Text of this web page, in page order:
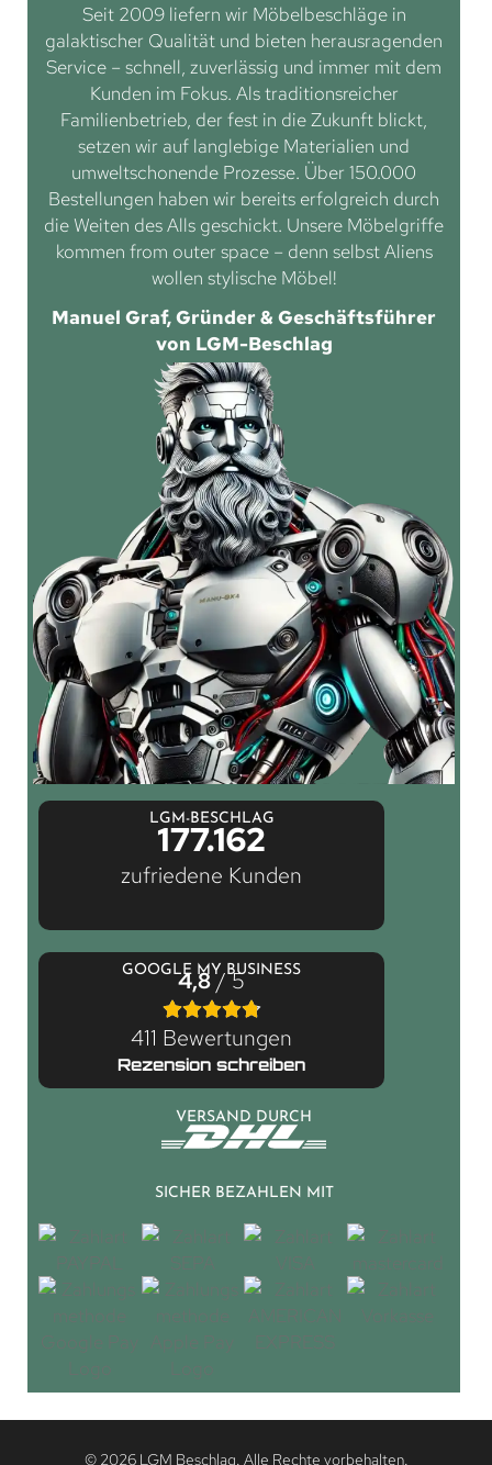
Seit 2009 liefern wir Möbelbeschläge in
galaktischer Qualität und bieten herausragenden
Service – schnell, zuverlässig und immer mit dem
Kunden im Fokus. Als traditionsreicher
Familienbetrieb, der fest in die Zukunft blickt,
setzen wir auf langlebige Materialien und
umweltschonende Prozesse. Über 150.000
Bestellungen haben wir bereits erfolgreich durch
die Weiten des Alls geschickt. Unsere Möbelgriffe
kommen from outer space – denn selbst Aliens
wollen stylische Möbel!
Manuel Graf, Gründer & Geschäftsführer
von LGM-Beschlag
LGM-BESCHLAG
177.162
zufriedene Kunden
GOOGLE MY BUSINESS
4,8/ 5
411 Bewertungen
Rezension schreiben
VERSAND DURCH
SICHER BEZAHLEN MIT
© 2026 LGM Beschlag. Alle Rechte vorbehalten.